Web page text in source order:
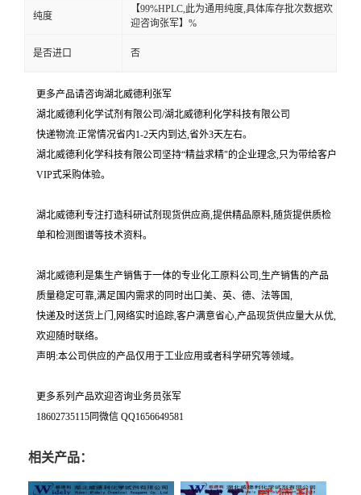
纯度
【99%HPLC,此为通用纯度,具体库存批次数据欢
迎咨询张军】%
是否进口 否
更多产品请咨询湖北威德利张军
湖北威德利化学试剂有限公司/湖北威德利化学科技有限公司
快递物流:正常情况省内1-2天内到达,省外3天左右。
湖北威德利化学科技有限公司坚持“精益求精"的企业理念,只为带给客户
VIP式采购体验。
湖北威德利专注打造科研试剂现货供应商,提供精品原料,随货提供质检
单和检测图谱等技术资料。
湖北威德利是集生产销售于一体的专业化工原料公司,生产销售的产品
质量稳定可靠,满足国内需求的同时出口美、英、德、法等国,
快递及时送货上门,网络实时追踪,客户满意省心,产品现货供应量大从优,
欢迎随时联络。
声明:本公司供应的产品仅用于工业应用或者科学研究等领域。
更多系列产品欢迎咨询业务员张军
18602735115同微信 QQ1656649581
相关产品：